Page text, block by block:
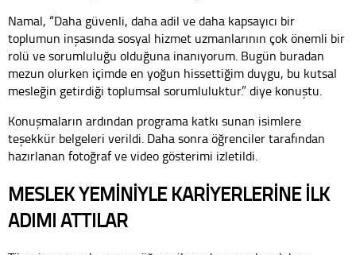
Namal, “Daha güvenli, daha adil ve daha kapsayıcı bir
toplumun inşasında sosyal hizmet uzmanlarının çok önemli bir
rolü ve sorumluluğu olduğuna inanıyorum. Bugün buradan
mezun olurken içimde en yoğun hissettiğim duygu, bu kutsal
mesleğin getirdiği toplumsal sorumluluktur.” diye konuştu.
Konuşmaların ardından programa katkı sunan isimlere
teşekkür belgeleri verildi. Daha sonra öğrenciler tarafından
hazırlanan fotoğraf ve video gösterimi izletildi.
MESLEK YEMİNİYLE KARİYERLERİNE İLK
ADIMI ATTILAR